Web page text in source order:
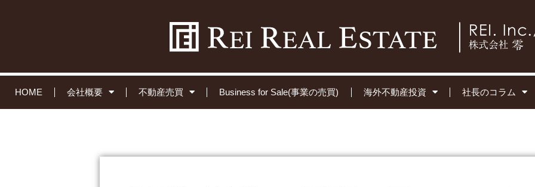
HOME 会社概要 不動産売買 Business for Sale(事業の売買) 海外不動産投資 社長のコラム